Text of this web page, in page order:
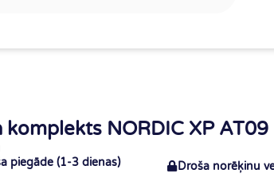
komplekts NORDIC XP
piegāde (1-3 dienas) Droša norēķinu